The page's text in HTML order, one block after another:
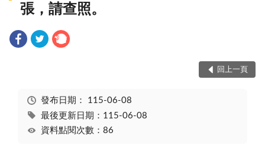
張，請查照。
回上一頁
發布日期： 115-06-08
最後更新日期：115-06-08
資料點閱次數：86